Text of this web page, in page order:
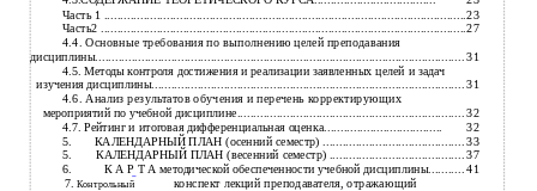
Часть 1 .............................................................................................................. 23
Часть2 ...............................................................................................................27
4.4. Основные требования по выполнению целей преподавания
дисциплины................................................................................................................31
4.5. Методы контроля достижения и реализации заявленных целей и задач
изучения дисциплины...............................................................................................31
4.6. Анализ результатов обучения и перечень корректирующих
мероприятий по учебной дисциплине.....................................................................32
4.7. Рейтинг и итоговая дифференциальная оценка.................................... 32
5. КАЛЕНДАРНЫЙ ПЛАН (осенний семестр) ...........................................33
5. КАЛЕНДАРНЫЙ ПЛАН (весенний семестр) .........................................37
6.
К А Р Т А методической обеспеченности учебной дисциплины...........41
7.
конспект лекций преподавателя, отражающий
Контрольный